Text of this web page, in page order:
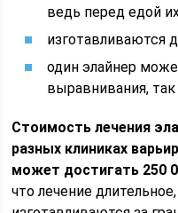
ведь перед едой
изготавливаются
один элайнер
выравнивания, так
Стоимость лечения
разных клиниках
может достигать 250
что лечение